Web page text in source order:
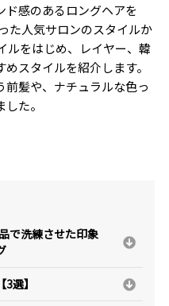
感のあるロングヘアを
た人気サロンのスタイルか
ルをはじめ、レイヤー、韓
スタイルを紹介します。
前髪や、ナチュラルな色っ
た。
で洗練させた印象
選】